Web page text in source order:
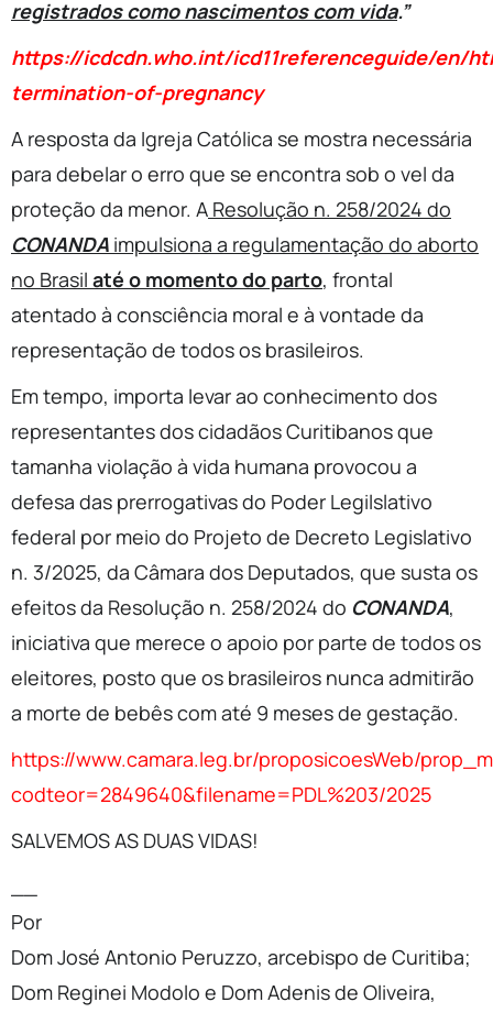
registrados como nascimentos com vida.”
https://icdcdn.who.int/icd11referenceguide/en/
termination-of-pregnancy
A resposta da Igreja Católica se mostra necessária
para debelar o erro que se encontra sob o vel da
proteção da menor. A Resolução n. 258/2024 do
CONANDA impulsiona a regulamentação do aborto
no Brasil até o momento do parto, frontal
atentado à consciência moral e à vontade da
representação de todos os brasileiros.
Em tempo, importa levar ao conhecimento dos
representantes dos cidadãos Curitibanos que
tamanha violação à vida humana provocou a
defesa das prerrogativas do Poder Legilslativo
federal por meio do Projeto de Decreto Legislativo
n. 3/2025, da Câmara dos Deputados, que susta os
efeitos da Resolução n. 258/2024 do CONANDA,
iniciativa que merece o apoio por parte de todos os
eleitores, posto que os brasileiros nunca admitirão
a morte de bebês com até 9 meses de gestação.
https://www.camara.leg.br/proposicoesWeb/
codteor=2849640&filename=PDL%203/2025
SALVEMOS AS DUAS VIDAS!
Por
Dom José Antonio Peruzzo, arcebispo de Curitiba;
Dom Reginei Modolo e Dom Adenis de Oliveira,